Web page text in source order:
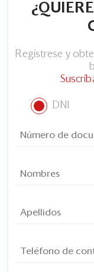
Regístrese y
DNI